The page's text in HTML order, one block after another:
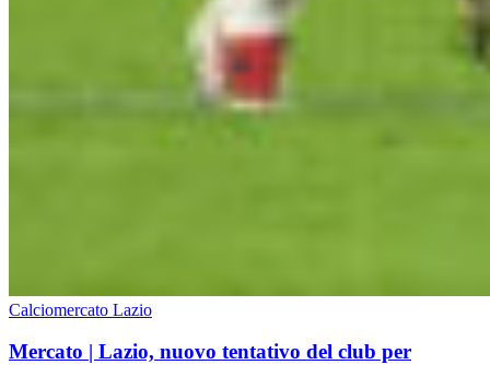
Calciomercato Lazio
Mercato | Lazio, nuovo tentativo del club per